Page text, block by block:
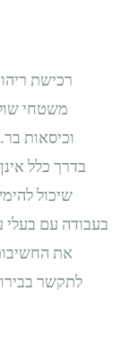
רכישת
משטחי
וכיסאות
בדרך כלל
שיכול
בעבודה עם בעלי
את
לתקשר